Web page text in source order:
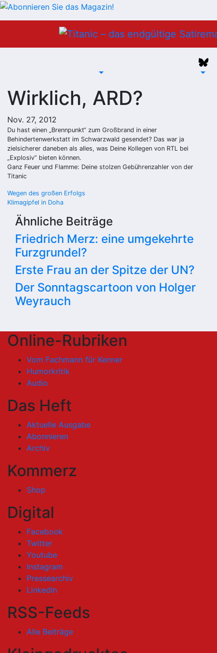
Wirklich, ARD?
Nov. 27, 2012
Du hast einen „Brennpunkt“ zum Großbrand in einer
Behindertenwerkstatt im Schwarzwald gesendet? Das war ja
zielsicherer daneben als alles, was Deine Kollegen von RTL bei
„Explosiv“ bieten können.
Ganz Feuer und Flamme: Deine stolzen Gebührenzahler von der
Titanic
Beitragsnavigation
Wegen des großen Erfolgs
Klimagipfel in Doha
Ähnliche Beiträge
Friedrich Merz: eine umgekehrte
Furzgrundel?
Erste Frau an der Spitze der UN?
Der Sonntagscartoon von Holger
Weyrauch
Online-Rubriken
Vom Fachmann für Kenner
Humorkritik
Audio
Das Heft
Aktuelle Ausgabe
Abonnieren
Archiv
Kommerz
Shop
Digital
Facebook
Twitter
Youtube
Instagram
Pressearchiv
LinkedIn
RSS-Feeds
Alle Beiträge